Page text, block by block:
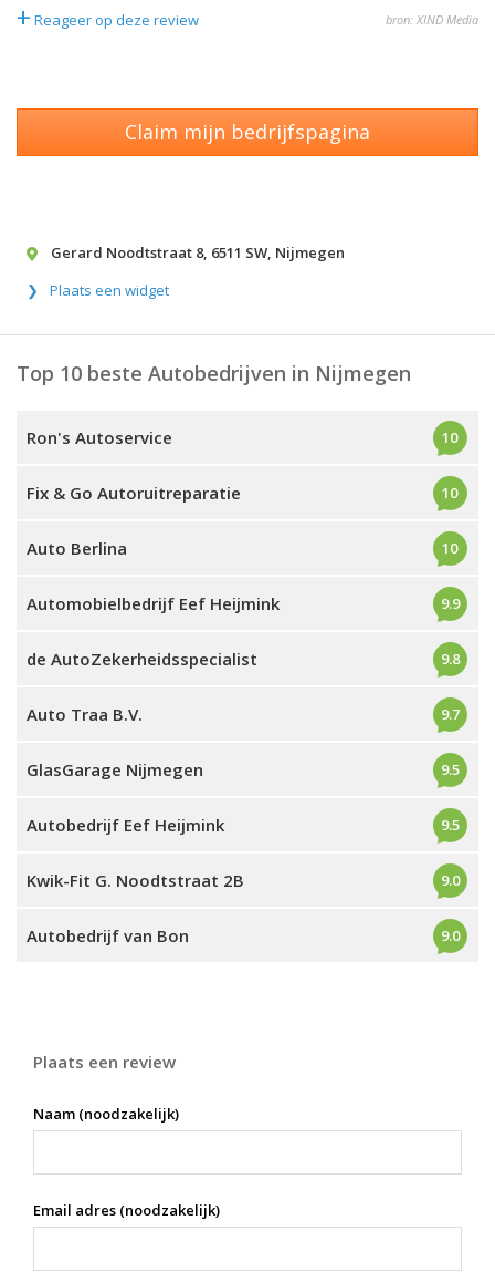
+ Reageer op deze review bron: XIND Media
Claim mijn bedrijfspagina
Gerard Noodtstraat 8, 6511 SW, Nijmegen
Plaats een widget
Top 10 beste Autobedrijven in Nijmegen
Ron's Autoservice 10
Fix & Go Autoruitreparatie 10
Auto Berlina 10
Automobielbedrijf Eef Heijmink 9.9
de AutoZekerheidsspecialist 9.8
Auto Traa B.V. 9.7
GlasGarage Nijmegen 9.5
Autobedrijf Eef Heijmink 9.5
Kwik-Fit G. Noodtstraat 2B 9.0
Autobedrijf van Bon 9.0
Plaats een review
Naam (noodzakelijk)
Email adres (noodzakelijk)